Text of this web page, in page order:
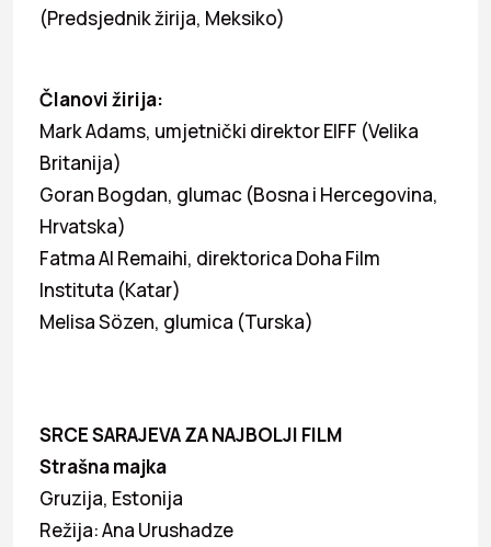
(Predsjednik žirija, Meksiko)
Članovi žirija:
Mark Adams, umjetnički direktor EIFF (Velika
Britanija)
Goran Bogdan, glumac (Bosna i Hercegovina,
Hrvatska)
Fatma Al Remaihi, direktorica Doha Film
Instituta (Katar)
Melisa Sözen, glumica (Turska)
SRCE SARAJEVA ZA NAJBOLJI FILM
Strašna majka
Gruzija, Estonija
Režija: Ana Urushadze